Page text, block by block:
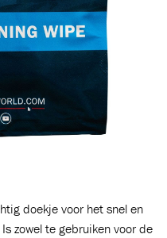
doekje voor het snel en
zowel te gebruiken voor de
Ga naar winkelwagen